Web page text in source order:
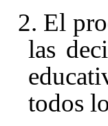
2. El
las
todos